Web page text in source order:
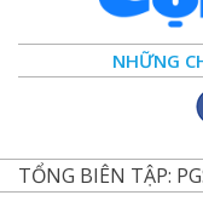
NHỮNG
TỔNG BIÊN TẬP: